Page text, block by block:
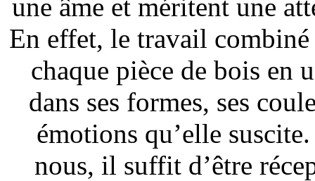
une âme et méritent une
En effet, le travail
chaque pièce de bois en
dans ses formes, ses
émotions qu’elle
nous, il suffit d’être